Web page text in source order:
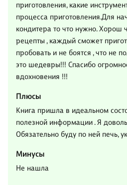
приготовления, какие
процесса приготовления.Для
кондитера то что нужно. Хорош
рецепты , каждый сможет
пробовать и не боятся , что не
это шедевры!!! Спасибо
вдохновения !!!
Плюсы
Книга пришла в идеальном
полезной информации . Я
Обязательно буду по ней печь,
Минусы
Не нашла